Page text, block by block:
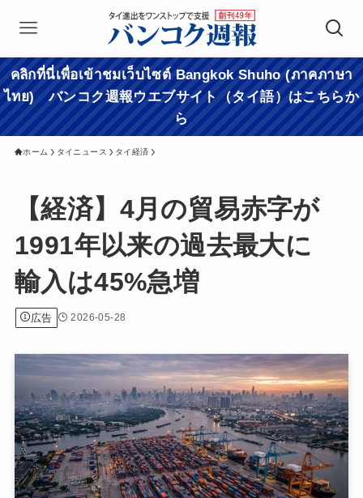
คลิกที่นี่เพื่อเข้าชมเว็บไซต์ Bangkok Shuho (ภาคภาษา
ไทย) バンコク週報ウエブサイト（タイ語）はこちらか
ら
ホーム タイニュース タイ経済
【経済】4月の貿易赤字が
1991年以来の過去最大に
輸入は45%急増
広告 2026-05-28